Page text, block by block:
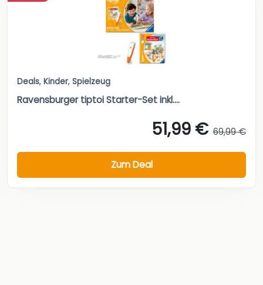
Deals, Kinder, Spielzeug
Ravensburger tiptoi Starter-Set inkl....
51,99 € 69,99 €
Zum Deal